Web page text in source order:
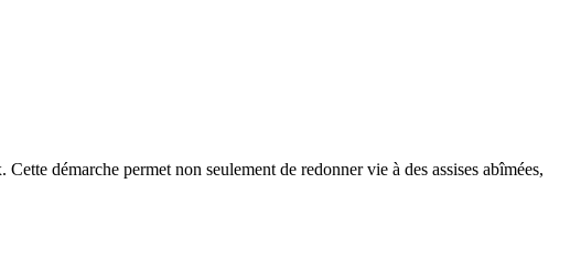
démarche permet non seulement de redonner vie à des assises abîmées,